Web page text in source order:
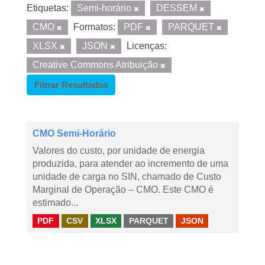
Etiquetas: Semi-horário
DESSEM
CMO
Formatos: PDF
PARQUET
XLSX
JSON
Licenças:
Creative Commons Atribuição
Filtrar Resultados
CMO Semi-Horário
Valores do custo, por unidade de energia
produzida, para atender ao incremento de uma
unidade de carga no SIN, chamado de Custo
Marginal de Operação – CMO. Este CMO é
estimado...
PDF CSV XLSX PARQUET JSON